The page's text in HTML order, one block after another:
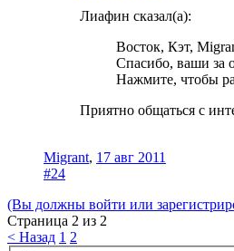
Лиафин сказал(а):
Восток, Кэт,
Спасибо, ваши за
Нажмите, чтобы
Приятно общаться с
Migrant, 17 авг 2011
#24
(Вы должны войти или
Страница 2 из 2
< Назад 1 2